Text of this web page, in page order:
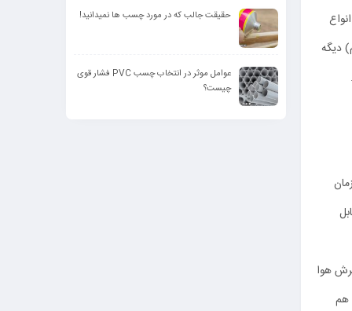
دیگه
هوا
هم
حقیقت جالب که در مورد چسب ها نمیدانید!
عوامل موثر در انتخاب چسب PVC فشار قوی
چیست؟